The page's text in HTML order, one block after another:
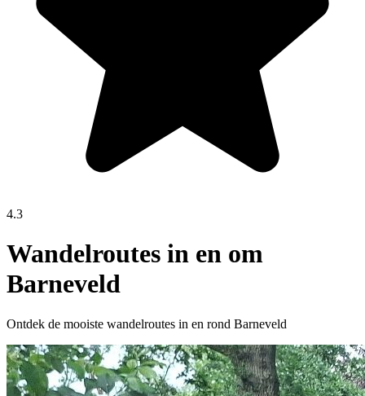
4.3
Wandelroutes in en om
Barneveld
Ontdek de mooiste wandelroutes in en rond Barneveld